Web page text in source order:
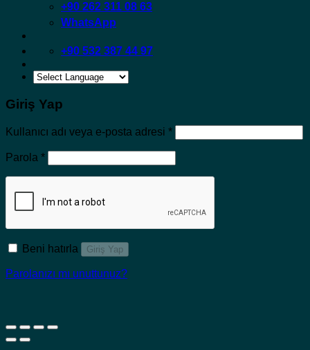
+90 262 311 08 63
WhatsApp
+90 532 387 44 97
Giriş Yap
Kullanıcı adı veya e-posta adresi *Gerekli
Parola *Gerekli
Beni hatırla Giriş Yap
Parolanızı mı unuttunuz?